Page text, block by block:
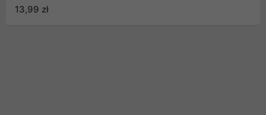
13,99 zł